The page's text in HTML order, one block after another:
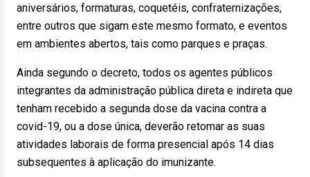
aniversários, formaturas, coquetéis, confraternizações,
entre outros que sigam este mesmo formato, e eventos
em ambientes abertos, tais como parques e praças.
Ainda segundo o decreto, todos os agentes públicos
integrantes da administração pública direta e indireta que
tenham recebido a segunda dose da vacina contra a
covid-19, ou a dose única, deverão retomar as suas
atividades laborais de forma presencial após 14 dias
subsequentes à aplicação do imunizante.